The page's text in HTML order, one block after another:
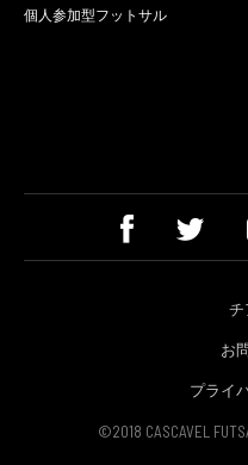
個人参加型フットサル
チ
お
プライ
©2018 CASCAVEL